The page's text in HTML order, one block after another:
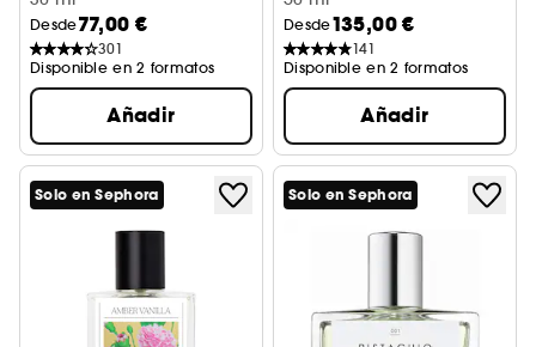
Desde77,00 €
301
Disponible en 2 formatos
Añadir
Desde135,00 €
141
Disponible en 2 formatos
Añadir
Solo en Sephora Solo en Sephora